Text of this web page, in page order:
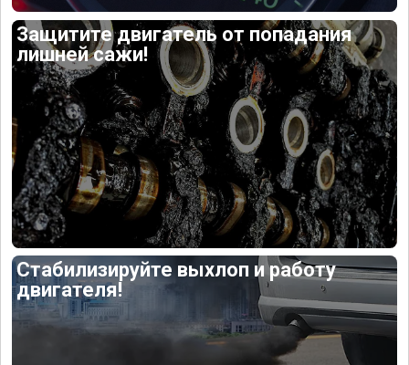
Защитите двигатель от попадания
лишней сажи!
Стабилизируйте выхлоп и работу
двигателя!